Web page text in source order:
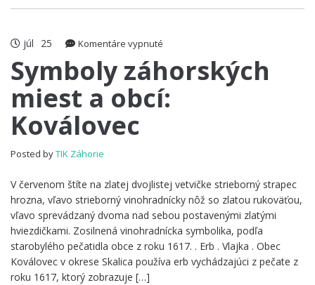
júl 25 Komentáre vypnuté
záhorských
miest
a
Symboly záhorských
miest a obcí:
Koválovec
Posted byTIK Záhorie
V červenom štíte na zlatej dvojlistej vetvičke strieborný strapec
hrozna, vľavo strieborný vinohradnícky nôž so zlatou rukoväťou,
vľavo sprevádzaný dvoma nad sebou postavenými zlatými
hviezdičkami. Zosilnená vinohradnícka symbolika, podľa
starobylého pečatidla obce z roku 1617. . Erb . Vlajka . Obec
Koválovec v okrese Skalica používa erb vychádzajúci z pečate z
roku 1617, ktorý zobrazuje […]